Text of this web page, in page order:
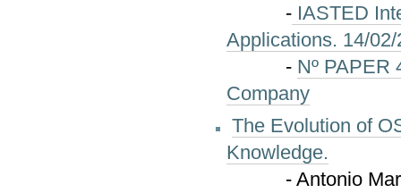
-IASTED
Applications. 14/
- Nº PAPER
Company
The Evolution of
Knowledge.
- Antonio